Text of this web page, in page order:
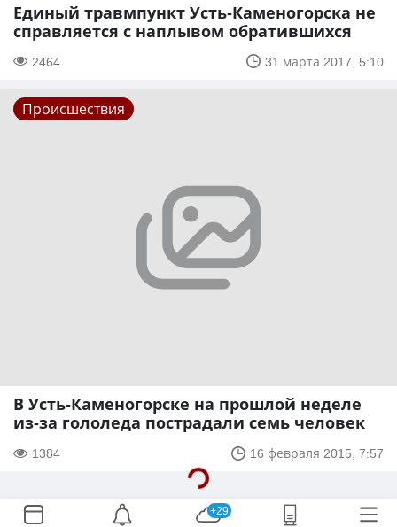
Единый травмпункт Усть-Каменогорска не
справляется с наплывом обратившихся
2464 31 марта 2017, 5:10
Происшествия
В Усть-Каменогорске на прошлой неделе
из-за гололеда пострадали семь человек
1384 16 февраля 2015, 7:57
+29